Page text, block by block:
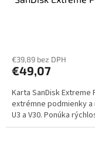
€39,89 bez DPH
€49,07
Karta SanDisk Extreme
extrémne podmienky a
U3 a V30. Ponúka